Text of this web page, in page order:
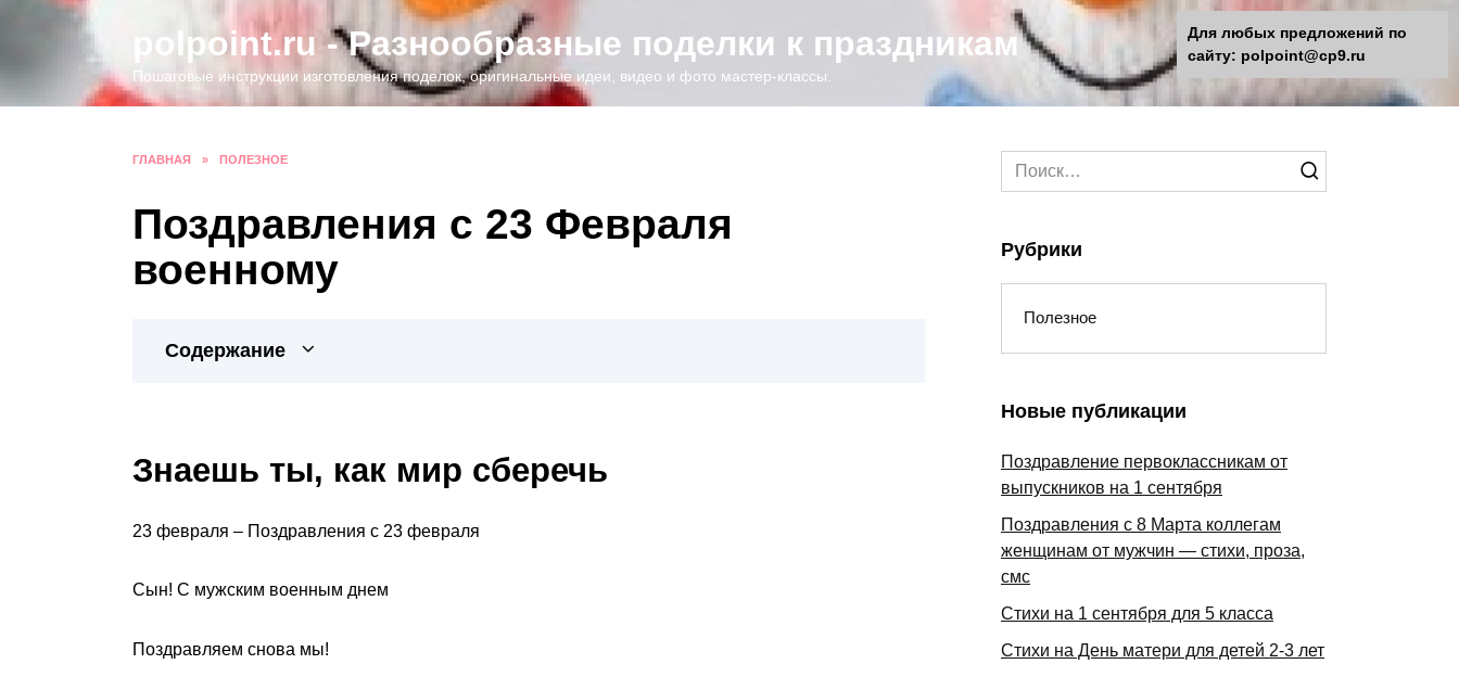
Перейти
содержанию
polpoint.ru - Разнообразные поделки к праздникам
Пошаговые инструкции изготовления поделок, оригинальные идеи, видео и фото мастер-классы.
ГЛАВНАЯ » ПОЛЕЗНОЕ
Поздравления с 23 Февраля
военному
Содержание
Знаешь ты, как мир сберечь
23 февраля – Поздравления с 23 февраля
Сын! С мужским военным днем
Поздравляем снова мы!
Search
for:
Рубрики
Полезное
Новые публикации
Поздравление первоклассникам от
выпускников на 1 сентября
Поздравления с 8 Марта коллегам
женщинам от мужчин — стихи, проза,
смс
Стихи на 1 сентября для 5 класса
Стихи на День матери для детей 2-3 лет
Для любых предложений по
сайту: polpoint@cp9.ru